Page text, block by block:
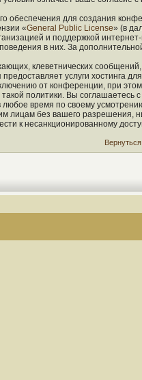
для создания
«General Public License» (в
и поддержкой
в них. За
клеветнических
услуги
от конференции, при
политики. Вы
время по своему
лицам без вашего
к несанкционированному